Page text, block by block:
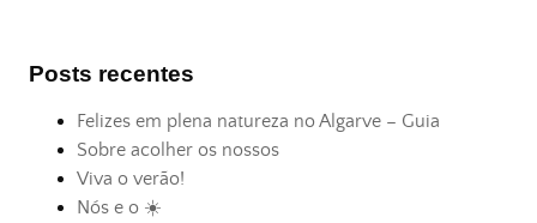
Posts recentes
Felizes em plena natureza no Algarve – Guia
Sobre acolher os nossos
Viva o verão!
Nós e o ☀️